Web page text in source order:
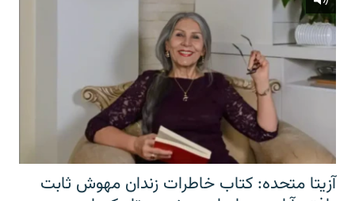
آزیتا متحده: کتاب خاطرات زندان مهوش ثابت